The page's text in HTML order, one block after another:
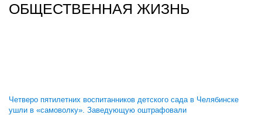
ОБЩЕСТВЕННАЯ ЖИЗНЬ
Четверо пятилетних воспитанников детского сада в Челябинске
ушли в «самоволку». Заведующую оштрафовали